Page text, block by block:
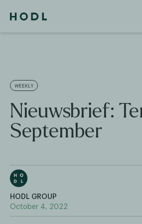
WEEKLY
Nieuwsbrief:
September
HODL GROUP
October 4, 2022